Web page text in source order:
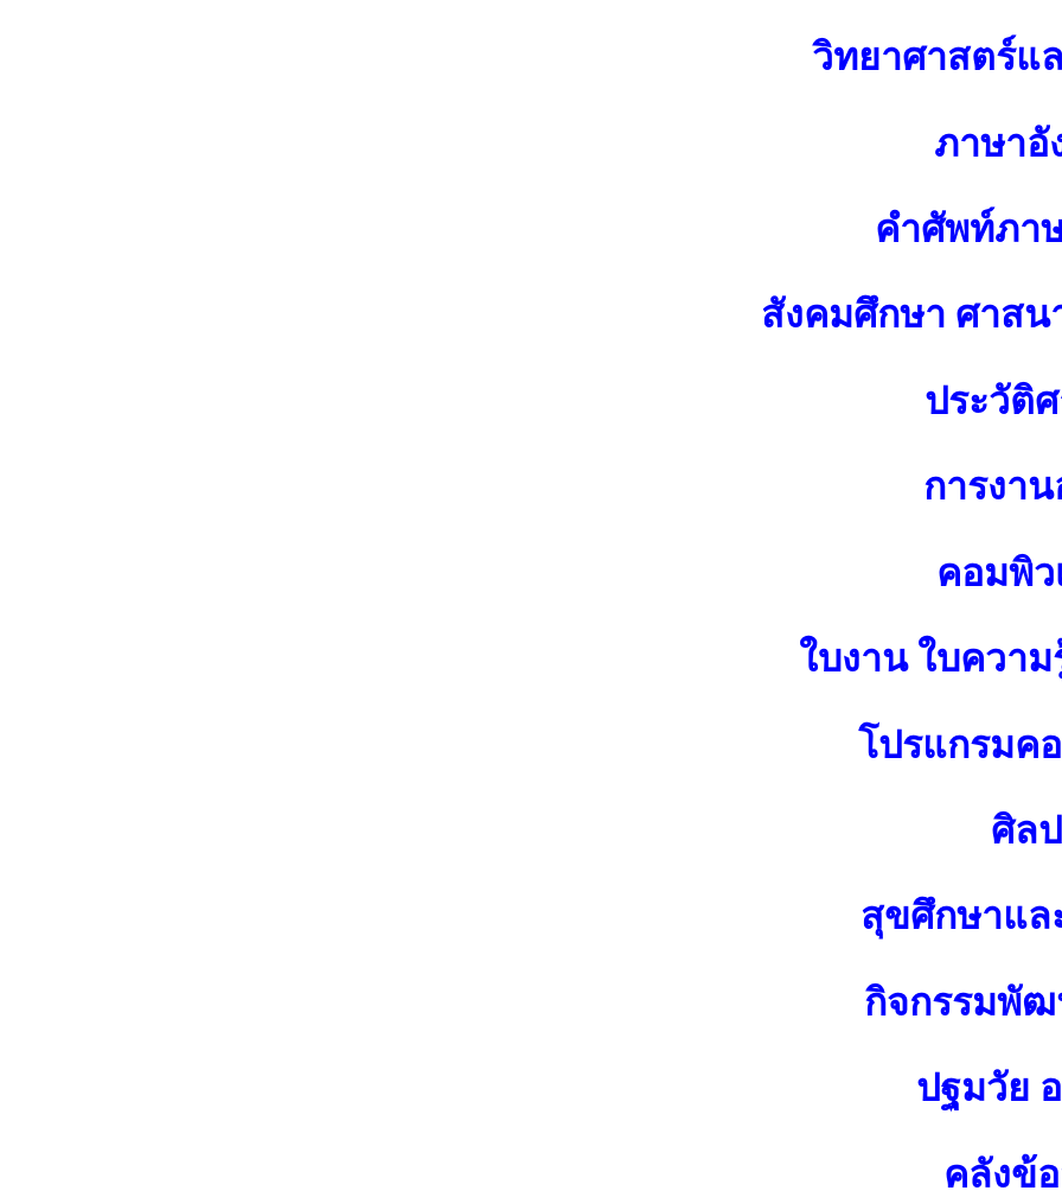
วิทยาศาสตร์แ
ภาษาอั
คำศัพท์ภา
สังคมศึกษา ศาส
ประวัติ
การงา
คอมพิว
ใบงาน ใบควา
โปรแกรมค
ศิล
สุขศึกษาแล
กิจกรรมพัฒ
ปฐมวัย
คลังข้